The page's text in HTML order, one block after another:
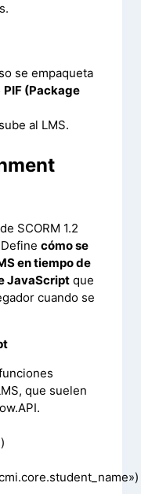
se empaqueta
PIF (Package
al LMS.
SCORM 1.2
cómo se
en tiempo de
JavaScript que
cuando se
que suelen